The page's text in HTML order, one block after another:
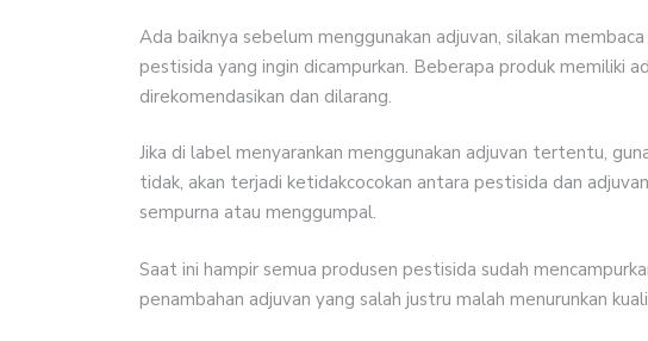
Ada baiknya sebelum menggunakan adjuvan, silakan
pestisida yang ingin dicampurkan. Beberapa produk memiliki
direkomendasikan dan dilarang.
Jika di label menyarankan menggunakan adjuvan tertentu,
tidak, akan terjadi ketidakcocokan antara pestisida dan
sempurna atau menggumpal.
Saat ini hampir semua produsen pestisida sudah
penambahan adjuvan yang salah justru malah menurunkan